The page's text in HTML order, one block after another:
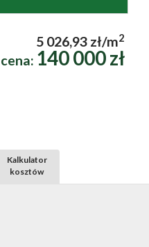
5 026,93 zł/m2
cena: 140 000 zł
Kalkulator
kosztów